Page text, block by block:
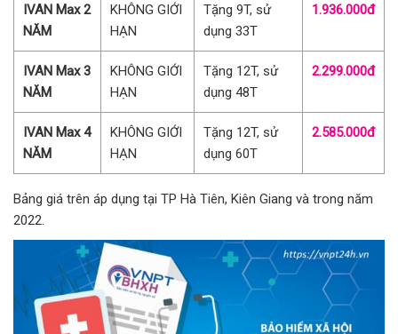
IVAN Max 2
NĂM
KHÔNG GIỚI
HẠN
Tặng 9T, sử
dụng 33T
1.936.000đ
IVAN Max 3
NĂM
KHÔNG GIỚI
HẠN
Tặng 12T, sử
dụng 48T
2.299.000đ
IVAN Max 4
NĂM
KHÔNG GIỚI
HẠN
Tặng 12T, sử
dụng 60T
2.585.000đ
Bảng giá trên áp dụng tại TP Hà Tiên, Kiên Giang và trong năm
2022.